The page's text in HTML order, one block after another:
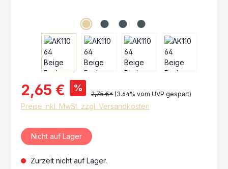
2,65 € %
2,75 €* (3.64% vom UVP gespart)
Preise inkl. MwSt. zzgl. Versandkosten
Nicht auf Lager
Zurzeit nicht auf Lager.